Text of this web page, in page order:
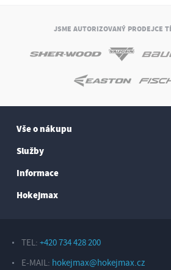
JSME AUTORIZOVANÝ PRODEJCE
Vše o nákupu
Služby
Informace
Hokejmax
TEL: +420 734 428 200
E-MAIL: hokejmax@hokejmax.cz